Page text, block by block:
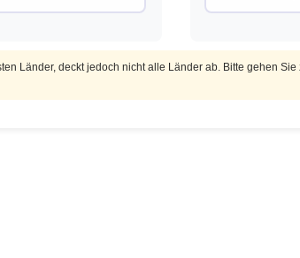
Länder, deckt jedoch nicht alle Länder ab. Bitte gehen Sie